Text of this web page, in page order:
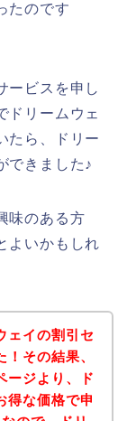
たのです
ービスを申し
ドリームウェ
たら、ドリー
できました♪
味のある方
よいかもしれ
ェイの割引セ
その結果、
ージより、ド
得な価格で申